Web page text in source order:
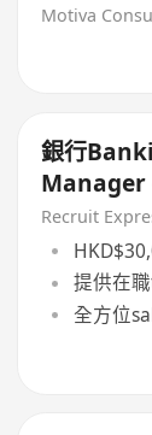
Motiva
銀行
Manager
Recruit
提供在
全方位